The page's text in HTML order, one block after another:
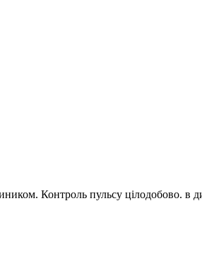
Контроль пульсу цілодобово. в